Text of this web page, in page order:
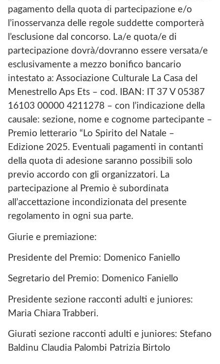
pagamento della quota di partecipazione e/o
l’inosservanza delle regole suddette comporterà
l’esclusione dal concorso. La/e quota/e di
partecipazione dovrà/dovranno essere versata/e
esclusivamente a mezzo bonifico bancario
intestato a: Associazione Culturale La Casa del
Menestrello Aps Ets – cod. IBAN: IT 37 V 05387
16103 00000 4211278 – con l’indicazione della
causale: sezione, nome e cognome partecipante –
Premio letterario “Lo Spirito del Natale –
Edizione 2025. Eventuali pagamenti in contanti
della quota di adesione saranno possibili solo
previo accordo con gli organizzatori. La
partecipazione al Premio è subordinata
all’accettazione incondizionata del presente
regolamento in ogni sua parte.
Giurie e premiazione:
Presidente del Premio: Domenico Faniello
Segretario del Premio: Domenico Faniello
Presidente sezione racconti adulti e juniores:
Maria Chiara Trabberi.
Giurati sezione racconti adulti e juniores: Stefano
Baldinu Claudia Palombi Patrizia Birtolo